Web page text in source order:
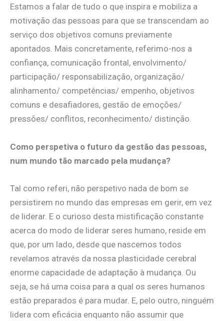
Estamos a falar de tudo o que inspira e mobiliza a
motivação das pessoas para que se transcendam ao
serviço dos objetivos comuns previamente
apontados. Mais concretamente, referimo-nos a
confiança, comunicação frontal, envolvimento/
participação/ responsabilização, organização/
alinhamento/ competências/ empenho, objetivos
comuns e desafiadores, gestão de emoções/
pressões/ conflitos, reconhecimento/ distinção.
Como perspetiva o futuro da gestão das pessoas,
num mundo tão marcado pela mudança?
Tal como referi, não perspetivo nada de bom se
persistirem no mundo das empresas em gerir, em vez
de liderar. E o curioso desta mistificação constante
acerca do modo de liderar seres humano, reside em
que, por um lado, desde que nascemos todos
revelamos através da nossa plasticidade cerebral
enorme capacidade de adaptação à mudança. Ou
seja, se há uma coisa para a qual os seres humanos
estão preparados é para mudar. E, pelo outro, ninguém
lidera com eficácia enquanto não assumir que